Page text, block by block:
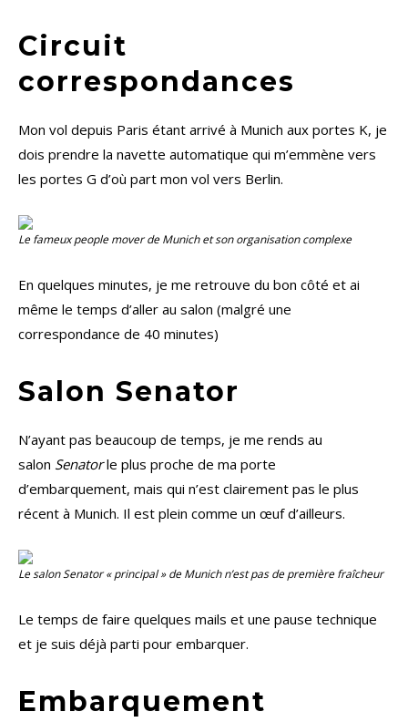
Circuit
correspondances
Mon vol depuis Paris étant arrivé à Munich aux portes K, je
dois prendre la navette automatique qui m’emmène vers
les portes G d’où part mon vol vers Berlin.
Le fameux people mover de Munich et son organisation complexe
En quelques minutes, je me retrouve du bon côté et ai
même le temps d’aller au salon (malgré une
correspondance de 40 minutes)
Salon Senator
N’ayant pas beaucoup de temps, je me rends au
salon Senatorle plus proche de ma porte
d’embarquement, mais qui n’est clairement pas le plus
récent à Munich. Il est plein comme un œuf d’ailleurs.
Le salon Senator « principal » de Munich n’est pas de première fraîcheur
Le temps de faire quelques mails et une pause technique
et je suis déjà parti pour embarquer.
Embarquement